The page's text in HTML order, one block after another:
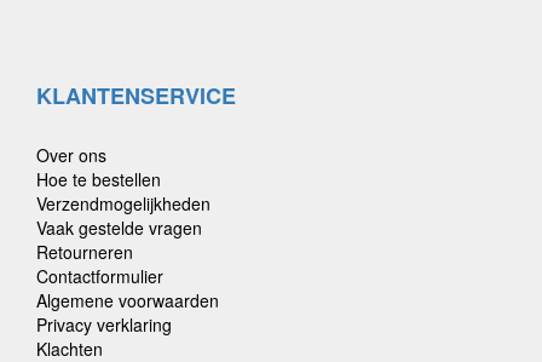
KLANTENSERVICE
Over ons
Hoe te bestellen
Verzendmogelijkheden
Vaak gestelde vragen
Retourneren
Contactformulier
Algemene voorwaarden
Privacy verklaring
Klachten